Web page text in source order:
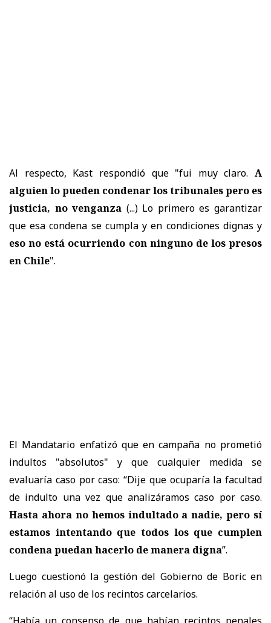
Al respecto, Kast respondió que "fui muy claro. A
alguien lo pueden condenar los tribunales pero es
justicia, no venganza (...) Lo primero es garantizar
que esa condena se cumpla y en condiciones dignas y
eso no está ocurriendo con ninguno de los presos
en Chile".
El Mandatario enfatizó que en campaña no prometió
indultos "absolutos" y que cualquier medida se
evaluaría caso por caso: “Dije que ocuparía la facultad
de indulto una vez que analizáramos caso por caso.
Hasta ahora no hemos indultado a nadie, pero sí
estamos intentando que todos los que cumplen
condena puedan hacerlo de manera digna”.
Luego cuestionó la gestión del Gobierno de Boric en
relación al uso de los recintos carcelarios.